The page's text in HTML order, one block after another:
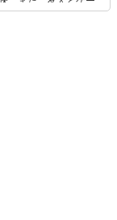
ベント情報もいち早